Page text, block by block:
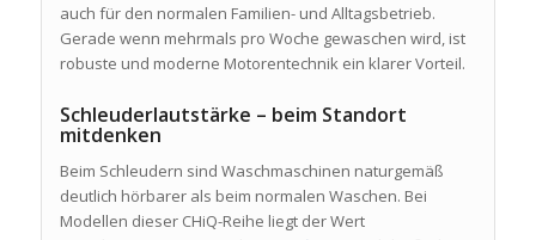
auch für den normalen Familien- und Alltagsbetrieb.
Gerade wenn mehrmals pro Woche gewaschen wird, ist
robuste und moderne Motorentechnik ein klarer Vorteil.
Schleuderlautstärke – beim Standort
mitdenken
Beim Schleudern sind Waschmaschinen naturgemäß
deutlich hörbarer als beim normalen Waschen. Bei
Modellen dieser CHiQ-Reihe liegt der Wert